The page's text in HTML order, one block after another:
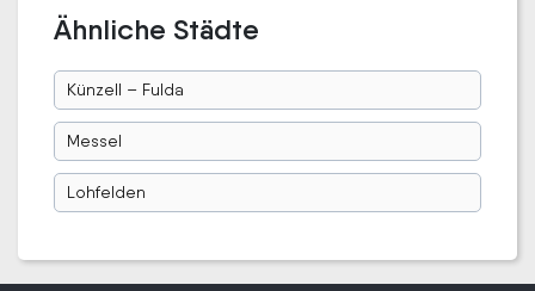
Ähnliche Städte
Künzell – Fulda
Messel
Lohfelden